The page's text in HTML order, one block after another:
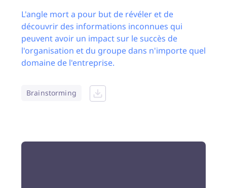
L'angle mort a pour but de révéler et de
découvrir des informations inconnues qui
peuvent avoir un impact sur le succès de
l'organisation et du groupe dans n'importe quel
domaine de l'entreprise.
Brainstorming